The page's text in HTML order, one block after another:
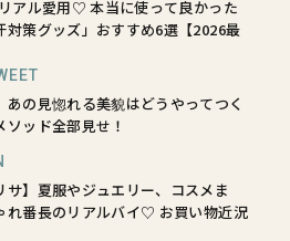
アル愛用♡ 本当に使って良かった
対策グッズ」おすすめ6選【2026最
あの見惚れる美貌はどうやってつく
ソッド全部見せ！
サ】夏服やジュエリー、コスメま
れ番長のリアルバイ♡ お買い物近況